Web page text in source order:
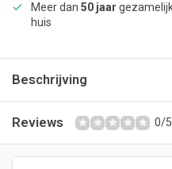
Meer dan 50 jaar
huis
Beschrijving
Reviews 0/5